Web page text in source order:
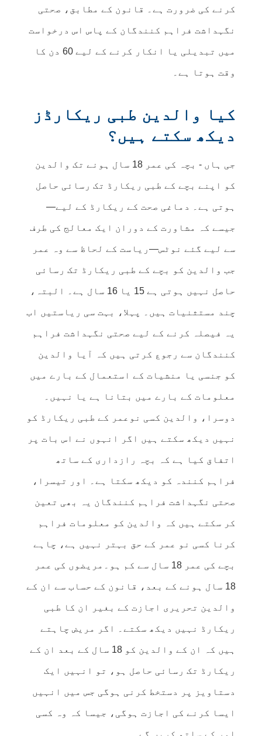
کرنے کی ضرورت ہے۔ قانون کے مطابق، صحتی
نگہداشت فراہم کنندگان کے پاس اس درخواست
میں تبدیلی یا انکار کرنے کے لیے 60 دن کا
وقت ہوتا ہے۔
کیا والدین طبی ریکارڈز
دیکھ سکتے ہیں؟
جی ہاں - بچہ کی عمر 18 سال ہونے تک والدین
کو اپنے بچے کے طبی ریکارڈ تک رسائی حاصل
ہوتی ہے۔ دماغی صحت کے ریکارڈ کے لیے—
جیسے کہ مشاورت کے دوران ایک معالج کی طرف
سے لیے گئے نوٹس—ریاست کے لحاظ سے وہ عمر
جب والدین کو بچے کے طبی ریکارڈ تک رسائی
حاصل نہیں ہوتی ہے 15 یا 16 سال ہے۔ البتہ،
چند مستثنیات ہیں۔ پہلا، بہت سی ریاستیں اب
یہ فیصلہ کرنے کے لیے صحتی نگہداشت فراہم
کنندگان سے رجوع کرتی ہیں کہ آیا والدین
کو جنسی یا منشیات کے استعمال کے بارے میں
معلومات کے بارے میں بتانا ہے یا نہیں۔
دوسرا، والدین کسی نوعمر کے طبی ریکارڈ کو
نہیں دیکھ سکتے ہیں اگر انہوں نے اس بات پر
اتفاق کیا ہے کہ بچہ رازداری کے ساتھ
فراہم کنندہ کو دیکھ سکتا ہے۔ اور تیسرا،
صحتی نگہداشت فراہم کنندگان یہ بھی تعین
کر سکتے ہیں کہ والدین کو معلومات فراہم
کرنا کسی نو عمر کے حق بہتر نہیں ہے، چاہے
بچے کی عمر 18 سال سے کم ہو۔مریضوں کی عمر
18 سال ہونے کے بعد، قانون کے حساب سے ان کے
والدین تحریری اجازت کے بغیر ان کا طبی
ریکارڈ نہیں دیکھ سکتے۔ اگر مریض چاہتے
ہیں کہ ان کے والدین کو 18 سال کے بعد ان کے
ریکارڈ تک رسائی حاصل ہو، تو انہیں ایک
دستاویز پر دستخط کرنی ہوگی جس میں انہیں
ایسا کرنے کی اجازت ہوگی، جیسا کہ وہ کسی
اور کے ساتھ کریں گے۔